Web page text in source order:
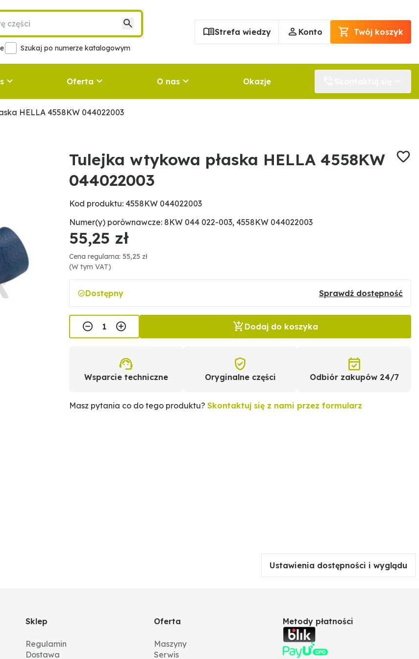
Szukaj po numerze katalogowym
Strefa wiedzy Konto Twój koszyk
Oferta O nas Okazje
HELLA 4558KW 044022003
Tulejka wtykowa płaska HELLA 4558KW
044022003
Kod produktu: 4558KW 044022003
Numer(y) porównawcze: 8KW 044 022-003, 4558KW 044022003
55,25 zł
Cena regularna: 55,25 zł
(W tym VAT)
Dostępny Sprawdź dostępność
Dodaj do koszyka
Wsparcie techniczne Oryginalne części Odbiór zakupów 24/7
Masz pytania co do tego produktu?Skontaktuj się z nami przez formularz
Ustawienia dostępności i wyglądu
Sklep
Regulamin
Dostawa
Oferta
Maszyny
Serwis
Metody płatności